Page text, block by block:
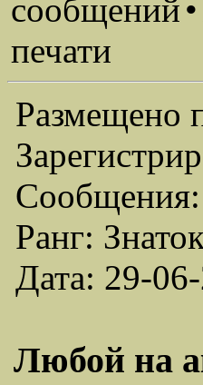
сообщений•
печати
Размещено
Ранг: Знаток
Дата: 29-
Любой на